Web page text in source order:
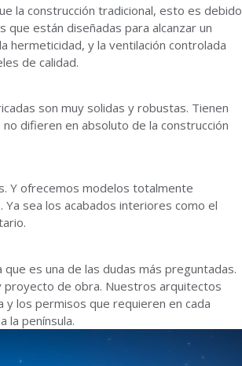
la construcción tradicional, esto es debido
están diseñadas para alcanzar un
hermeticidad, y la ventilación controlada
de calidad.
son muy solidas y robustas. Tienen
difieren en absoluto de la construcción
Y ofrecemos modelos totalmente
sea los acabados interiores como el
es una de las dudas más preguntadas.
proyecto de obra. Nuestros arquitectos
y los permisos que requieren en cada
la península.